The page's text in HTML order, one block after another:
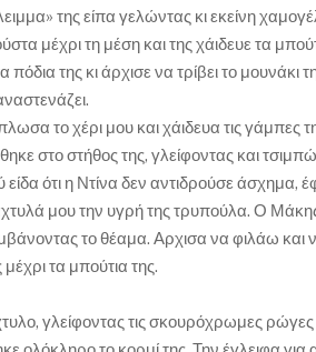
της είπα γελώντας κι εκείνη
μέχρι τη μέση και της χάιδευε τα
της κι άρχισε να τρίβει το
το χέρι μου και χάιδευα τις γάμπες
στο στήθος της, γλείφοντας και
ότι η Ντίνα δεν αντιδρούσε άσχημα,
μου την υγρή της τρυπούλα. Ο
το θέαμα. Αρχισα να φιλάω και
τα μπούτια της.
γλείφοντας τις σκουρόχρωμες ρώγες